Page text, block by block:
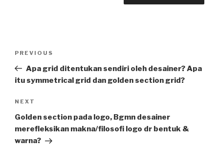
Previous
Post
PREVIOUS
Apa grid ditentukan sendiri oleh desainer? Apa
itu symmetrical grid dan golden section grid?
Next
Post
NEXT
Golden section pada logo, Bgmn desainer
merefleksikan makna/filosofi logo dr bentuk &
warna?